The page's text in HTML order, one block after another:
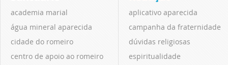
academia marial
água mineral aparecida
cidade do romeiro
centro de apoio ao romeiro
aplicativo aparecida
campanha da fraternidade
dúvidas religiosas
espiritualidade